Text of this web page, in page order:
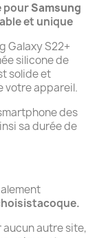
pourSamsung
et unique
Galaxy S22+
silicone de
solide et
votre appareil.
des
sa durée de
aucun autre site,